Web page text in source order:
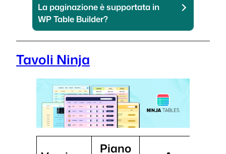
La paginazione è supportata in
WP Table Builder?
Tavoli Ninja
Piano